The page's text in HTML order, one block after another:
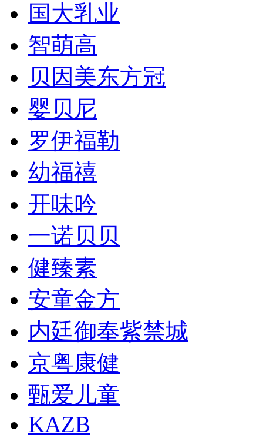
国大乳业
智萌高
贝因美东方冠
婴贝尼
罗伊福勒
幼福禧
开味吟
一诺贝贝
健臻素
安童金方
内廷御奉紫禁城
京粤康健
甄爱儿童
KAZB